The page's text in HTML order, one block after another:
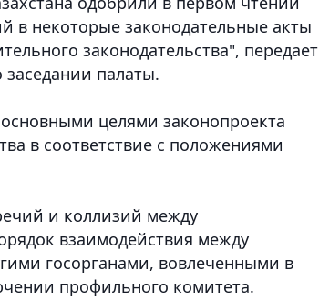
в некоторые законодательные акты
законодательства", передает
заседании палаты.
целями законопроекта
в соответствие с положениями
и коллизий между
взаимодействия между
госорганами, вовлеченными в
профильного комитета.